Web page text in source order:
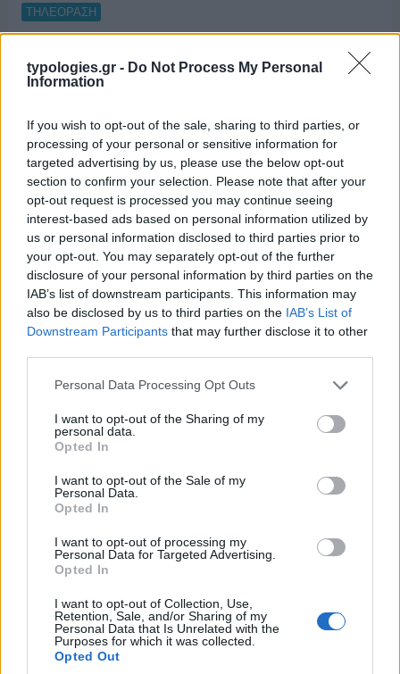
typologies.gr - Do Not Process My Personal
Information
If you wish to opt-out of the sale, sharing to third parties, or
processing of your personal or sensitive information for
targeted advertising by us, please use the below opt-out
section to confirm your selection. Please note that after your
opt-out request is processed you may continue seeing
interest-based ads based on personal information utilized by
us or personal information disclosed to third parties prior to
your opt-out. You may separately opt-out of the further
disclosure of your personal information by third parties on the
IAB’s list of downstream participants. This information may
also be disclosed by us to third parties on the IAB’s List of
Downstream Participants that may further disclose it to other
Please note that this website/app uses one or more Google
not limited to your visit or usage behaviour. You may click to
grant or deny consent to Google and its third-party tags to
use your data for below specified purposes in below Google
consent section.
Personal Data Processing Opt Outs
I want to opt-out of the Sharing of my
personal data.
Opted In
I want to opt-out of the Sale of my
Personal Data.
Opted In
I want to opt-out of processing my
Personal Data for Targeted Advertising.
Opted In
I want to opt-out of Collection, Use,
Retention, Sale, and/or Sharing of my
Personal Data that Is Unrelated with the
Purposes for which it was collected.
Opted Out
ΤΗΛΕΟΡΑΣΗ
ΓΙΩΡΓΟΣ
ΑΥΓΕΡΟΠΟΥΛΟΣ
iMEdD: Με 20.000 θεατές η πρεμιέρα
του ντοκιμαντέρ «Παρόντες»
18/02/2021
ΔΕΛΤΙΟ ΤΥΠΟΥ Περισσότεροι από 20000 θεατές, είχαν την
ευκαιρία να παρακολουθήσουν, σε διαδικτυακή προβολή, την
Γιώργου Αυγερόπουλου, που αποτελεί την πρώτη παραγωγή
ντοκιμαντέρ από το iMEdD, σε συνεργασία με την Small Planet
ΑΝΗΚΕΙ ΣΤΗΝ ΚΑΤΗΓΟΡΙΑ: